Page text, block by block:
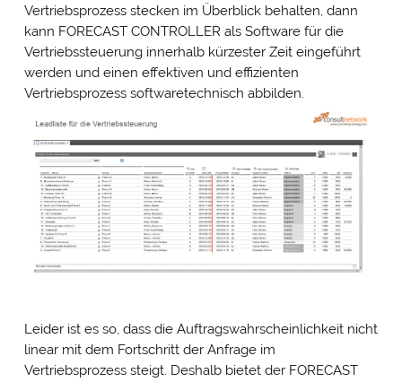
Vertriebsprozess stecken im Überblick behalten, dann
kann FORECAST CONTROLLER als Software für die
Vertriebssteuerung innerhalb kürzester Zeit eingeführt
werden und einen effektiven und effizienten
Vertriebsprozess softwaretechnisch abbilden.
Leider ist es so, dass die Auftragswahrscheinlichkeit nicht
linear mit dem Fortschritt der Anfrage im
Vertriebsprozess steigt. Deshalb bietet der FORECAST